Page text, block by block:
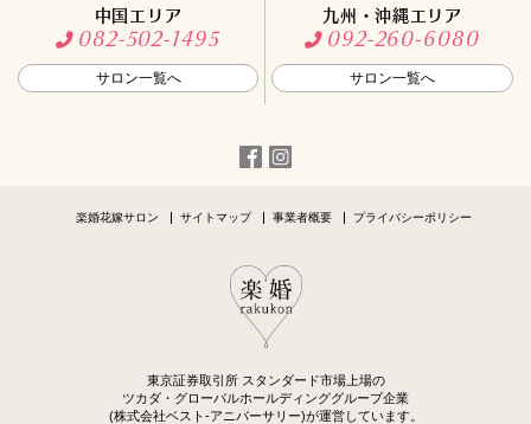
中国エリア
082-502-1495
サロン一覧へ
九州・沖縄エリア
092-260-6080
サロン一覧へ
楽婚花嫁サロン サイトマップ 事業者概要 プライバシーポリシー
東京証券取引所 スタンダード市場上場の
ツカダ・グローバルホールディンググループ企業
(株式会社ベスト-アニバーサリー)が運営しています。